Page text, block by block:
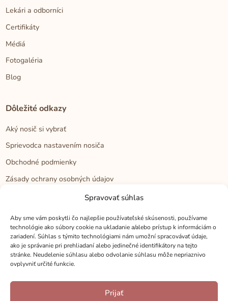
Spravovať súhlas
Aby sme vám poskytli čo najlepšie používateľské skúsenosti, používame
technológie ako súbory cookie na ukladanie a/alebo prístup k informáciám o
zariadení. Súhlas s týmito technológiami nám umožní spracovávať údaje,
ako je správanie pri prehliadaní alebo jedinečné identifikátory na tejto
stránke. Neudelenie súhlasu alebo odvolanie súhlasu môže nepriaznivo
ovplyvniť určité funkcie.
Prijať
Lekári a odborníci
Certifikáty
Médiá
Fotogaléria
Blog
Dôležité odkazy
Aký nosič si vybrať
Sprievodca nastavením nosiča
Obchodné podmienky
Zásady ochrany osobných údajov
Kontakt
Kontakt
Zákaznícka podpora